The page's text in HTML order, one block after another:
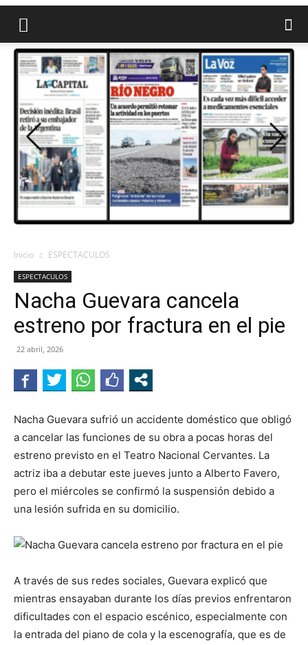
Inicio ESPECTACULOS
ESPECTACULOS
Nacha Guevara cancela
estreno por fractura en el pie
22 abril, 2026
Nacha Guevara sufrió un accidente doméstico que obligó
a cancelar las funciones de su obra a pocas horas del
estreno previsto en el Teatro Nacional Cervantes. La
actriz iba a debutar este jueves junto a Alberto Favero,
pero el miércoles se confirmó la suspensión debido a
una lesión sufrida en su domicilio.
A través de sus redes sociales, Guevara explicó que
mientras ensayaban durante los días previos enfrentaron
dificultades con el espacio escénico, especialmente con
la entrada del piano de cola y la escenografía, que es de